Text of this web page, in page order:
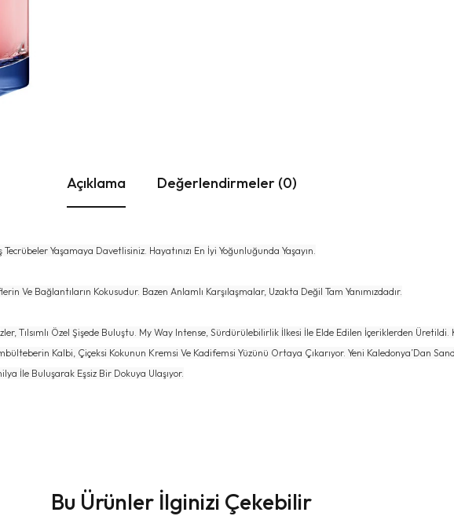
Açıklama Değerlendirmeler (0)
Yaşamaya Davetlisiniz. Hayatınızı En İyi Yoğunluğunda Yaşayın.
Ve Bağlantıların Kokusudur. Bazen Anlamlı Karşılaşmalar, Uzakta Değil Tam Yanımızdadır.
Tılsımlı Özel Şişede Buluştu. My Way Intense, Sürdürülebilirlik İlkesi İle Elde Edilen İçeriklerden Üretildi.
Kalbi, Çiçeksi Kokunun Kremsi Ve Kadifemsi Yüzünü Ortaya Çıkarıyor. Yeni Kaledonya’Dan
İle Buluşarak Eşsiz Bir Dokuya Ulaşıyor.
Bu Ürünler İlginizi Çekebilir